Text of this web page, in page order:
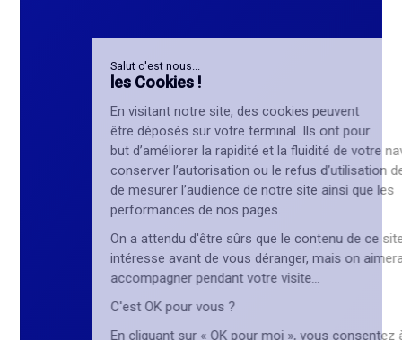
En visitant notre site, des cookies peuvent
être déposés sur votre terminal. Ils ont pour
but d’améliorer la rapidité et la fluidité de votre navigation, de
conserver l’autorisation ou le refus d’utilisation des cookies,
de mesurer l’audience de notre site ainsi que les
performances de nos pages.
On a attendu d'être sûrs que le contenu de ce site vous
intéresse avant de vous déranger, mais on aimerait bien vous
accompagner pendant votre visite...
C'est OK pour vous ?
En cliquant sur « OK pour moi », vous consentez à l’utilisation